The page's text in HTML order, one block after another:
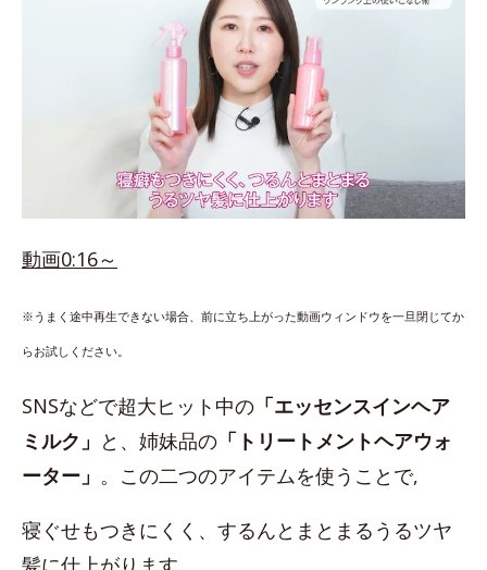
動画0:16～
※うまく途中再生できない場合、前に立ち上がった動画ウィンドウを一旦閉じてか
らお試しください。
SNSなどで超大ヒット中の 「エッセンスインヘア
ミルク」 と、姉妹品の 「トリートメントヘアウォ
ーター」 。この二つのアイテムを使うことで,
寝ぐせもつきにくく、するんとまとまるうるツヤ